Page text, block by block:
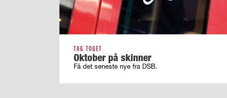
TAG TOGET
Oktober på skinner
Få det seneste nye fra DSB.